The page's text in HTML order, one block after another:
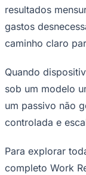
resultados
gastos
caminho claro
Quando
sob um modelo
um passivo não
controlada e
Para explorar
completo Work